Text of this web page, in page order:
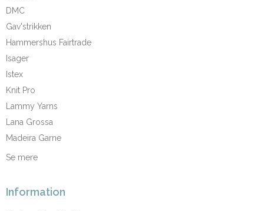
DMC
Gav'strikken
Hammershus Fairtrade
Isager
Istex
Knit Pro
Lammy Yarns
Lana Grossa
Madeira Garne
Se mere
Information